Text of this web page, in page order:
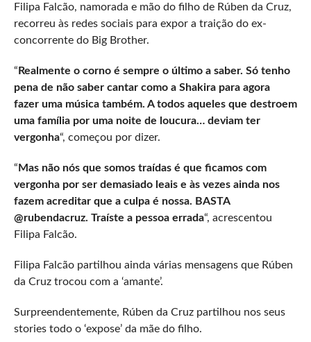
Filipa Falcão, namorada e mão do filho de Rúben da Cruz,
recorreu às redes sociais para expor a traição do ex-
concorrente do Big Brother.
“ Realmente o corno é sempre o último a saber. Só tenho
pena de não saber cantar como a Shakira para agora
fazer uma música também. A todos aqueles que destroem
uma família por uma noite de loucura… deviam ter
vergonha“, começou por dizer.
“ Mas não nós que somos traídas é que ficamos com
vergonha por ser demasiado leais e às vezes ainda nos
fazem acreditar que a culpa é nossa. BASTA
@rubendacruz. Traíste a pessoa errada“, acrescentou
Filipa Falcão.
Filipa Falcão partilhou ainda várias mensagens que Rúben
da Cruz trocou com a ‘amante’.
Surpreendentemente, Rúben da Cruz partilhou nos seus
stories todo o ‘expose’ da mãe do filho.